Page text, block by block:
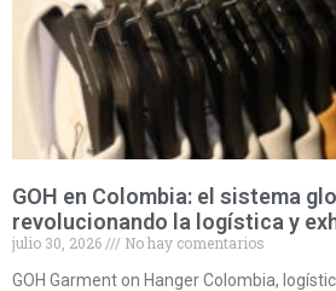
GOH en Colombia: el sistema
revolucionando la logística y
julio 30, 2026
No hay comentarios
GOH Garment on Hanger Colombia,